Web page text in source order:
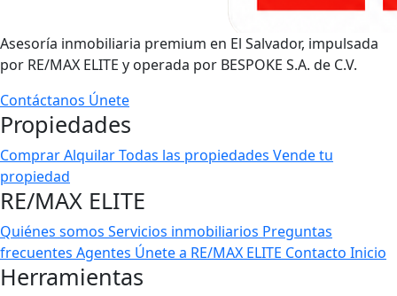
Asesoría inmobiliaria premium en El Salvador, impulsada
por RE/MAX ELITE y operada por BESPOKE S.A. de C.V.
Contáctanos Únete
Propiedades
ComprarAlquilarTodas las propiedades Vende tu
propiedad
RE/MAX ELITE
Quiénes somos Servicios inmobiliarios Preguntas
frecuentes Agentes Únete a RE/MAX ELITE Contacto Inicio
Herramientas